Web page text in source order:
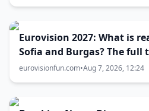
Eurovision 2027: What is
Sofia and Burgas? The
host city selection
eurovisionfun.com•Aug 7, 2026, 12:24